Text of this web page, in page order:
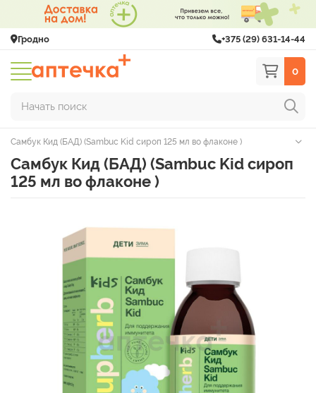
Гродно +375 (29) 631-14-44
0
Начать поиск
Самбук Кид (БАД) (Sambuc Kid сироп 125 мл во флаконе )
Самбук Кид (БАД) (Sambuc Kid сироп
125 мл во флаконе )